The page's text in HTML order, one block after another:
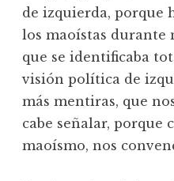
de izquierda, porque
los maoístas durante
que se identificaba
visión política de
más mentiras, que
cabe señalar, porque
maoísmo, nos